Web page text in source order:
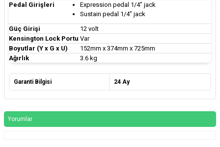
Pedal Girişleri
Expression pedal 1/4” jack
Sustain pedal 1/4” jack
Güç Girişi
12 volt
Kensington Lock Portu Var
Boyutlar (Y x G x U)
152mm x 374mm x 725mm
Ağırlık
3.6 kg
Garanti Bilgisi 24 Ay
Yorumlar